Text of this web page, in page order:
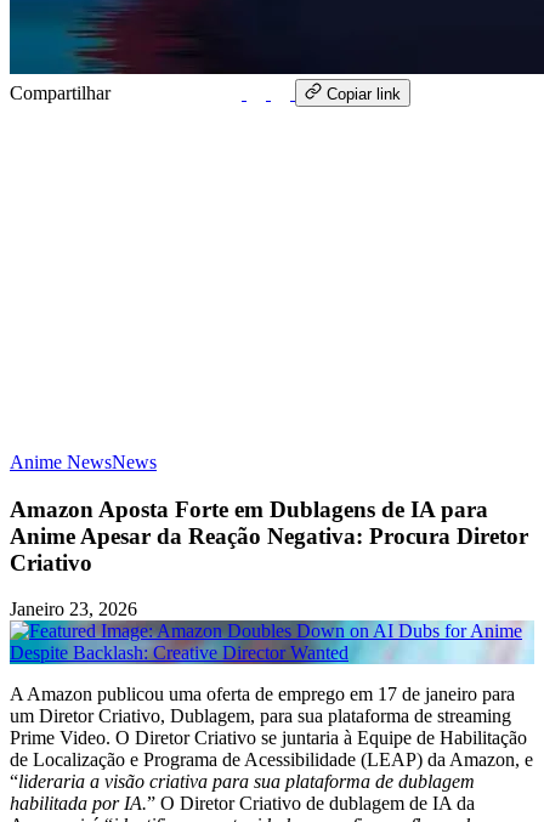
Compartilhar Copiar link
Anime NewsNews
Amazon Aposta Forte em Dublagens de IA para
Anime Apesar da Reação Negativa: Procura Diretor
Criativo
Janeiro 23, 2026
A Amazon publicou uma oferta de emprego em 17 de janeiro para
um Diretor Criativo, Dublagem, para sua plataforma de streaming
Prime Video. O Diretor Criativo se juntaria à Equipe de Habilitação
de Localização e Programa de Acessibilidade (LEAP) da Amazon, e
“lideraria a visão criativa para sua plataforma de dublagem
habilitada por IA.” O Diretor Criativo de dublagem de IA da